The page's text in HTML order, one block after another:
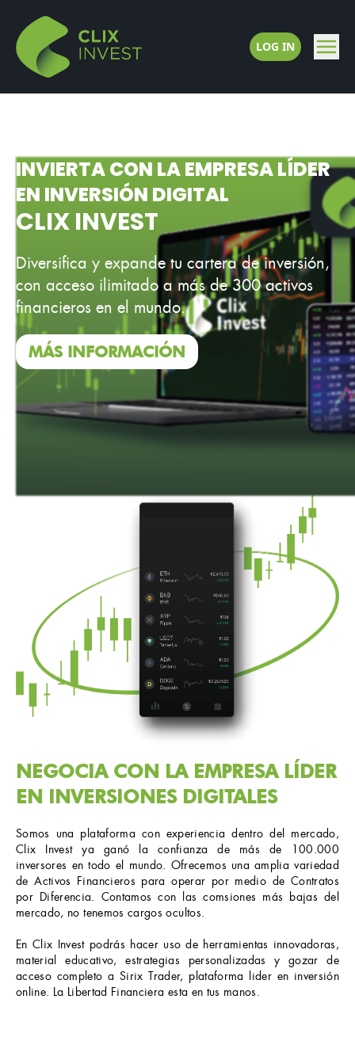
LOG IN
INVIERTA CON LA EMPRESA LÍDER
EN INVERSIÓN DIGITAL
CLIX INVEST
Diversifica y expande tu cartera de inversión,
con acceso ilimitado a más de 300 activos
financieros en el mundo.
MÁS INFORMACIÓN
NEGOCIA CON LA EMPRESA LÍDER
EN INVERSIONES DIGITALES
Somos una plataforma con experiencia dentro del mercado,
Clix Invest ya ganó la confianza de más de 100.000
inversores en todo el mundo. Ofrecemos una amplia variedad
de Activos Financieros para operar por medio de Contratos
por Diferencia. Contamos con las comsiones más bajas del
mercado, no tenemos cargos ocultos.
En Clix Invest podrás hacer uso de herramientas innovadoras,
material educativo, estrategias personalizadas y gozar de
acceso completo a Sirix Trader, plataforma lider en inversión
online. La Libertad Financiera esta en tus manos.